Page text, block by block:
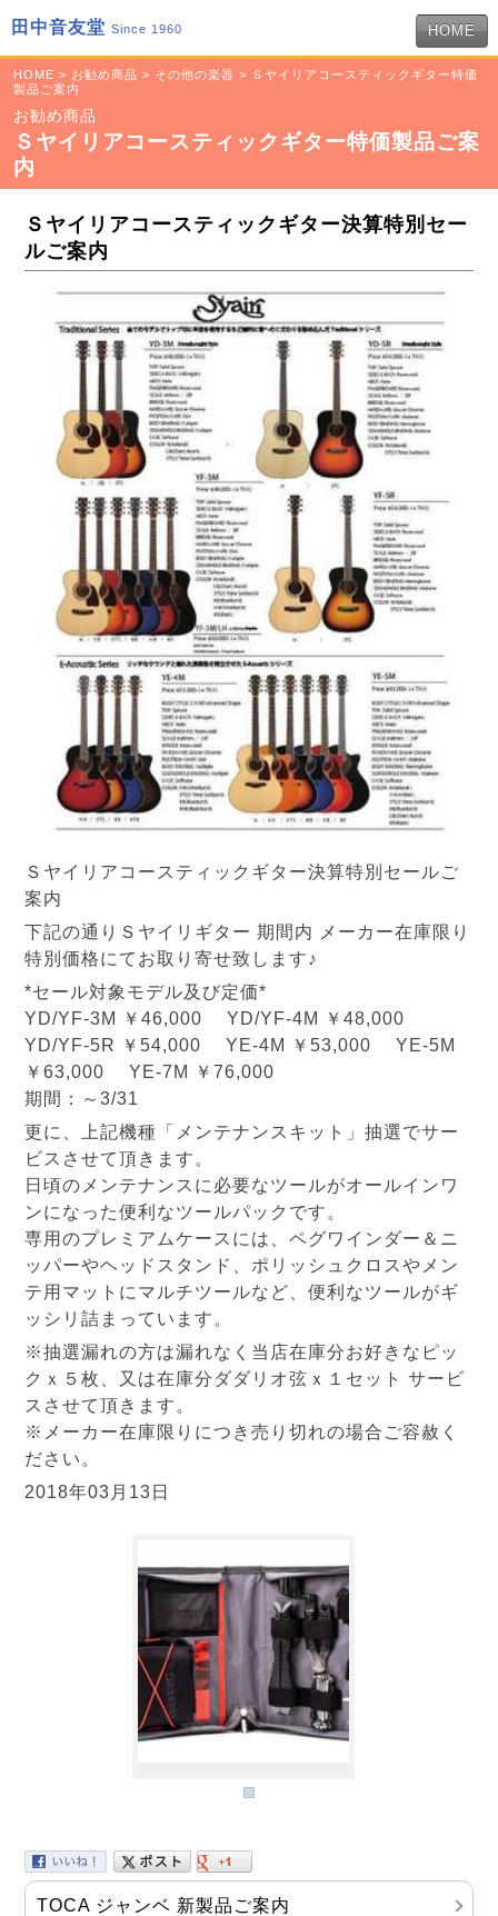
田中音友堂 Since 1960 HOME
HOME > お勧め商品 > その他の楽器 > Ｓヤイリアコースティックギター特価
製品ご案内
お勧め商品
Ｓヤイリアコースティックギター特価製品ご案
内
Ｓヤイリアコースティックギター決算特別セー
ルご案内
Ｓヤイリアコースティックギター決算特別セールご
案内
下記の通りＳヤイリギター 期間内 メーカー在庫限り
特別価格にてお取り寄せ致します♪
*セール対象モデル及び定価*
YD/YF-3M ￥46,000 YD/YF-4M ￥48,000
YD/YF-5R ￥54,000 YE-4M ￥53,000 YE-5M
￥63,000 YE-7M ￥76,000
期間：～3/31
更に、上記機種「メンテナンスキット」抽選でサー
ビスさせて頂きます。
日頃のメンテナンスに必要なツールがオールインワ
ンになった便利なツールパックです。
専用のプレミアムケースには、ペグワインダー＆ニ
ッパーやヘッドスタンド、ポリッシュクロスやメン
テ用マットにマルチツールなど、便利なツールがギ
ッシリ詰まっています。
※抽選漏れの方は漏れなく当店在庫分お好きなピッ
クｘ５枚、又は在庫分ダダリオ弦ｘ１セット サービ
スさせて頂きます。
※メーカー在庫限りにつき売り切れの場合ご容赦く
ださい。
2018年03月13日
TOCA ジャンベ 新製品ご案内